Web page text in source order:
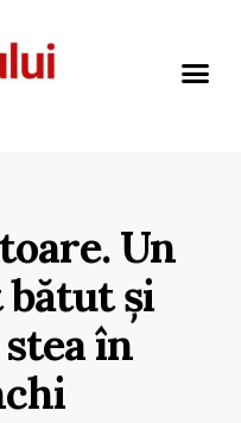
Un
bătut și
în